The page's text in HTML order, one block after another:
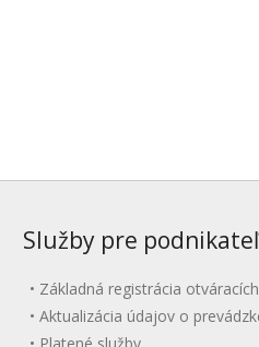
Služby pre
Základná registrácia
Aktualizácia údajov o